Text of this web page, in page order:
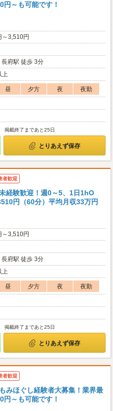
円～も可能です！
3,510円
府駅 徒歩 3分
上
昼 夕方 夜
夜勤
掲載終了まであと25日
とりあえず保存
者歓迎
経験歓迎！週0～5、1日1hO
円（60分）平均月収33万円
3,510円
府駅 徒歩 3分
上
昼 夕方 夜
夜勤
掲載終了まであと25日
とりあえず保存
者歓迎
みほぐし経験者大募集！業界最
円～も可能です！